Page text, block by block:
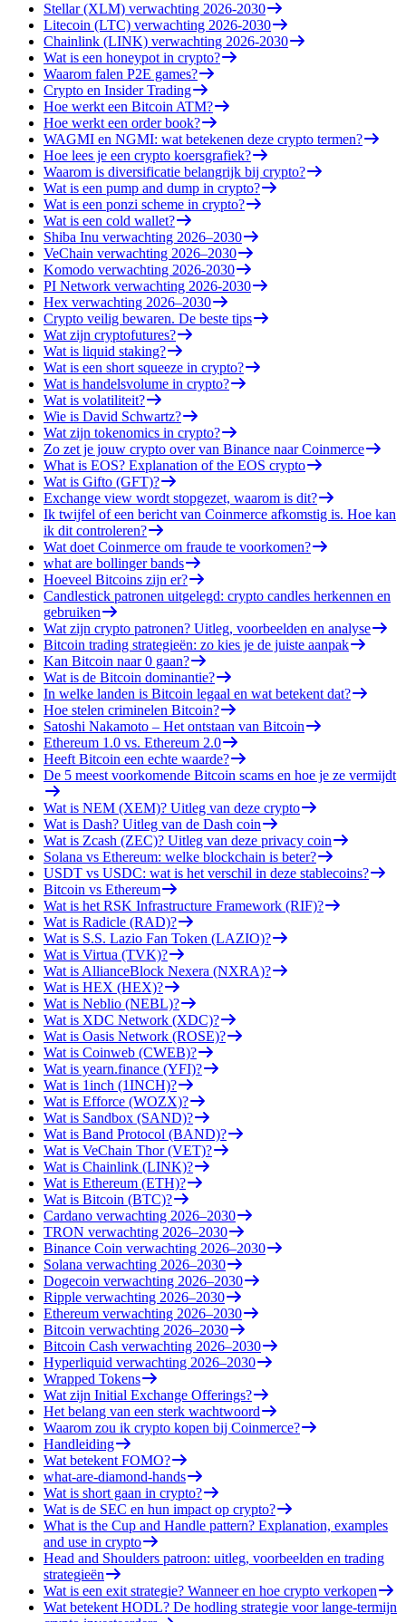
Stellar (XLM) verwachting 2026-2030
Litecoin (LTC) verwachting 2026-2030
Chainlink (LINK) verwachting 2026-2030
Wat is een honeypot in crypto?
Waarom falen P2E games?
Crypto en Insider Trading
Hoe werkt een Bitcoin ATM?
Hoe werkt een order book?
WAGMI en NGMI: wat betekenen deze crypto termen?
Hoe lees je een crypto koersgrafiek?
Waarom is diversificatie belangrijk bij crypto?
Wat is een pump and dump in crypto?
Wat is een ponzi scheme in crypto?
Wat is een cold wallet?
Shiba Inu verwachting 2026–2030
VeChain verwachting 2026–2030
Komodo verwachting 2026-2030
PI Network verwachting 2026-2030
Hex verwachting 2026–2030
Crypto veilig bewaren. De beste tips
Wat zijn cryptofutures?
Wat is liquid staking?
Wat is een short squeeze in crypto?
Wat is handelsvolume in crypto?
Wat is volatiliteit?
Wie is David Schwartz?
Wat zijn tokenomics in crypto?
Zo zet je jouw crypto over van Binance naar Coinmerce
What is EOS? Explanation of the EOS crypto
Wat is Gifto (GFT)?
Exchange view wordt stopgezet, waarom is dit?
Ik twijfel of een bericht van Coinmerce afkomstig is. Hoe kan
ik dit controleren?
Wat doet Coinmerce om fraude te voorkomen?
what are bollinger bands
Hoeveel Bitcoins zijn er?
Candlestick patronen uitgelegd: crypto candles herkennen en
gebruiken
Wat zijn crypto patronen? Uitleg, voorbeelden en analyse
Bitcoin trading strategieën: zo kies je de juiste aanpak
Kan Bitcoin naar 0 gaan?
Wat is de Bitcoin dominantie?
In welke landen is Bitcoin legaal en wat betekent dat?
Hoe stelen criminelen Bitcoin?
Satoshi Nakamoto – Het ontstaan van Bitcoin
Ethereum 1.0 vs. Ethereum 2.0
Heeft Bitcoin een echte waarde?
De 5 meest voorkomende Bitcoin scams en hoe je ze vermijdt
Wat is NEM (XEM)? Uitleg van deze crypto
Wat is Dash? Uitleg van de Dash coin
Wat is Zcash (ZEC)? Uitleg van deze privacy coin
Solana vs Ethereum: welke blockchain is beter?
USDT vs USDC: wat is het verschil in deze stablecoins?
Bitcoin vs Ethereum
Wat is het RSK Infrastructure Framework (RIF)?
Wat is Radicle (RAD)?
Wat is S.S. Lazio Fan Token (LAZIO)?
Wat is Virtua (TVK)?
Wat is AllianceBlock Nexera (NXRA)?
Wat is HEX (HEX)?
Wat is Neblio (NEBL)?
Wat is XDC Network (XDC)?
Wat is Oasis Network (ROSE)?
Wat is Coinweb (CWEB)?
Wat is yearn.finance (YFI)?
Wat is 1inch (1INCH)?
Wat is Efforce (WOZX)?
Wat is Sandbox (SAND)?
Wat is Band Protocol (BAND)?
Wat is VeChain Thor (VET)?
Wat is Chainlink (LINK)?
Wat is Ethereum (ETH)?
Wat is Bitcoin (BTC)?
Cardano verwachting 2026–2030
TRON verwachting 2026–2030
Binance Coin verwachting 2026–2030
Solana verwachting 2026–2030
Dogecoin verwachting 2026–2030
Ripple verwachting 2026–2030
Ethereum verwachting 2026–2030
Bitcoin verwachting 2026–2030
Bitcoin Cash verwachting 2026–2030
Hyperliquid verwachting 2026–2030
Wrapped Tokens
Wat zijn Initial Exchange Offerings?
Het belang van een sterk wachtwoord
Waarom zou ik crypto kopen bij Coinmerce?
Handleiding
Wat betekent FOMO?
what-are-diamond-hands
Wat is short gaan in crypto?
Wat is de SEC en hun impact op crypto?
What is the Cup and Handle pattern? Explanation, examples
and use in crypto
Head and Shoulders patroon: uitleg, voorbeelden en trading
strategieën
Wat is een exit strategie? Wanneer en hoe crypto verkopen
Wat betekent HODL? De hodling strategie voor lange-termijn